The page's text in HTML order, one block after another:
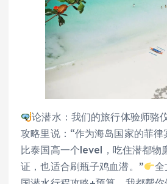
论潜水：我们的旅行体验师骆
攻略里说：“作为海岛国家的菲
比泰国高一个level，吃住潜都物
证，也适合刷瓶子鸡血潜。”
全